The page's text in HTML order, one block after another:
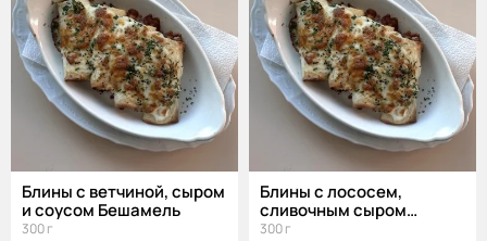
Блины с ветчиной, сыром
и соусом Бешамель
300 г
Блины с лососем,
сливочным сыром
и шпинатом
300 г